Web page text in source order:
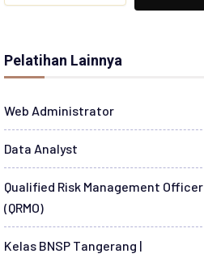
Pelatihan Lainnya
Web Administrator
Data Analyst
Qualified Risk Management Officer
(QRMO)
Kelas BNSP Tangerang |